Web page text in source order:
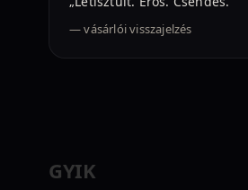
— vásárlói visszajelzés
GYIK